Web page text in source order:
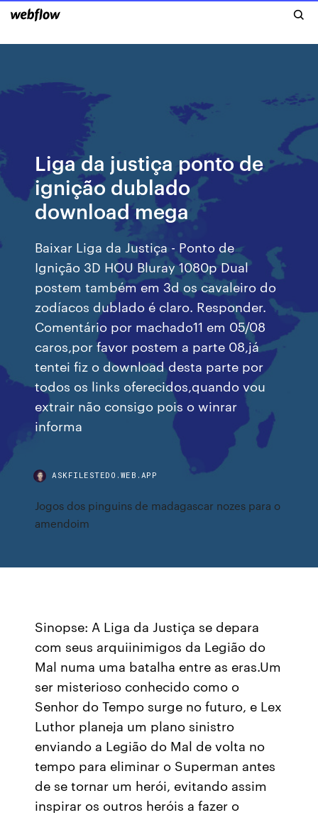
Liga da justiça ponto de
ignição dublado
download mega
Baixar Liga da Justiça - Ponto de
Ignição 3D HOU Bluray 1080p Dual
postem também em 3d os cavaleiro do
zodíacos dublado é claro. Responder.
Comentário por machado11 em 05/08
caros,por favor postem a parte 08,já
tentei fiz o download desta parte por
todos os links oferecidos,quando vou
extrair não consigo pois o winrar
informa
ASKFILESTEDO.WEB.APP
Jogos dos pinguins de madagascar nozes para o
amendoim
Sinopse: A Liga da Justiça se depara
com seus arquiinimigos da Legião do
Mal numa uma batalha entre as eras.Um
ser misterioso conhecido como o
Senhor do Tempo surge no futuro, e Lex
Luthor planeja um plano sinistro
enviando a Legião do Mal de volta no
tempo para eliminar o Superman antes
de se tornar um herói, evitando assim
inspirar os outros heróis a fazer o